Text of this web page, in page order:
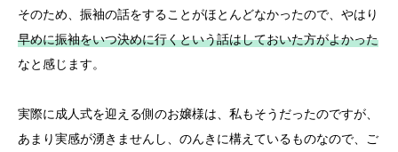
そのため、振袖の話をすることがほとんどなかったので、やはり
早めに振袖をいつ決めに行くという話はしておいた方がよかった
なと感じます。
実際に成人式を迎える側のお嬢様は、私もそうだったのですが、
あまり実感が湧きませんし、のんきに構えているものなので、ご